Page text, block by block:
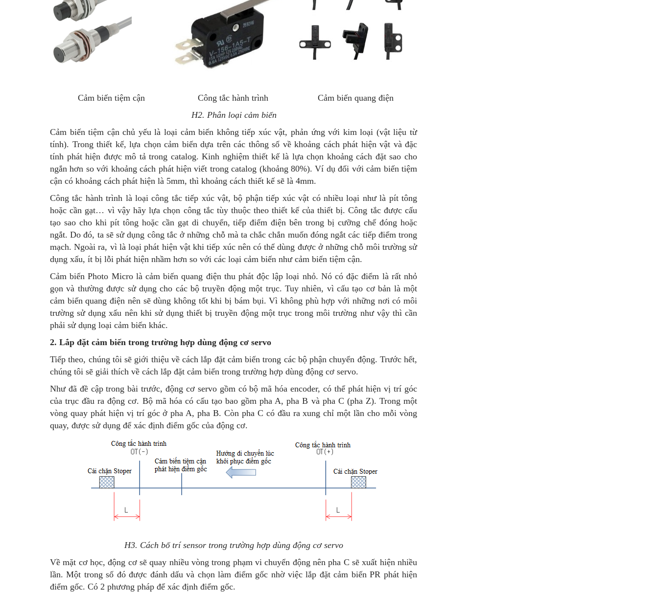
Cảm biến tiệm cận Công tắc hành trình
Cảm biến quang điện
H2. Phân loại cảm biến
Cảm biến tiệm cận chủ yếu là loại cảm biến không tiếp xúc vật, phản ứng với kim loại (vật liệu từ
tính). Trong thiết kế, lựa chọn cảm biến dựa trên các thông số về khoảng cách phát hiện vật và đặc
tính phát hiện được mô tả trong catalog. Kinh nghiệm thiết kế là lựa chọn khoảng cách đặt sao cho
ngắn hơn so với khoảng cách phát hiện viết trong catalog (khoảng 80%). Ví dụ đối với cảm biến tiệm
cận có khoảng cách phát hiện là 5mm, thì khoảng cách thiết kế sẽ là 4mm.
Công tắc hành trình là loại công tắc tiếp xúc vật, bộ phận tiếp xúc vật có nhiều loại như là pít tông
hoặc cần gạt… vì vậy hãy lựa chọn công tắc tùy thuộc theo thiết kế của thiết bị. Công tắc được cấu
tạo sao cho khi pít tông hoặc cần gạt di chuyển, tiếp điểm điện bên trong bị cưỡng chế đóng hoặc
ngắt. Do đó, ta sẽ sử dụng công tắc ở những chỗ mà ta chắc chắn muốn đóng ngắt các tiếp điểm trong
mạch. Ngoài ra, vì là loại phát hiện vật khi tiếp xúc nên có thể dùng được ở những chỗ môi trường sử
dụng xấu, ít bị lỗi phát hiện nhầm hơn so với các loại cảm biến như cảm biến tiệm cận.
Cảm biến Photo Micro là cảm biến quang điện thu phát độc lập loại nhỏ. Nó có đặc điểm là rất nhỏ
gọn và thường được sử dụng cho các bộ truyền động một trục. Tuy nhiên, vì cấu tạo cơ bản là một
cảm biến quang điện nên sẽ dùng không tốt khi bị bám bụi. Vì không phù hợp với những nơi có môi
trường sử dụng xấu nên khi sử dụng thiết bị truyền động một trục trong môi trường như vậy thì cần
phải sử dụng loại cảm biến khác.
2. Lắp đặt cảm biến trong trường hợp dùng động cơ servo
Tiếp theo, chúng tôi sẽ giới thiệu về cách lắp đặt cảm biến trong các bộ phận chuyển động. Trước hết,
chúng tôi sẽ giải thích về cách lắp đặt cảm biến trong trường hợp dùng động cơ servo.
Như đã đề cập trong bài trước, động cơ servo gồm có bộ mã hóa encoder, có thể phát hiện vị trí góc
của trục đầu ra động cơ. Bộ mã hóa có cấu tạo bao gồm pha A, pha B và pha C (pha Z). Trong một
vòng quay phát hiện vị trí góc ở pha A, pha B. Còn pha C có đầu ra xung chỉ một lần cho mỗi vòng
quay, được sử dụng để xác định điểm gốc của động cơ.
H3. Cách bố trí sensor trong trường hợp dùng động cơ servo
Về mặt cơ học, động cơ sẽ quay nhiều vòng trong phạm vi chuyển động nên pha C sẽ xuất hiện nhiều
lần. Một trong số đó được đánh dấu và chọn làm điểm gốc nhờ việc lắp đặt cảm biến PR phát hiện
điểm gốc. Có 2 phương pháp để xác định điểm gốc.